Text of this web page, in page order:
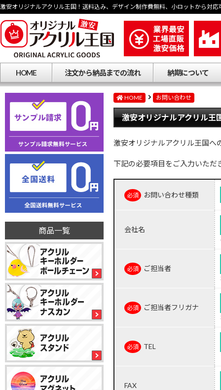
激安オリジナルアクリル王国！送料込み、デザイン制作費無料、小ロットから対応
HOME 注文から納品までの流れ 納期について
商品一覧
HOME お問い合わせ
激安オリジナルアクリル王
激安オリジナルアクリル王国へ
下記の必要項目をご入力いただ
お問い合わせ種類
会社名
ご担当者
ご担当者フリガナ
TEL
FAX